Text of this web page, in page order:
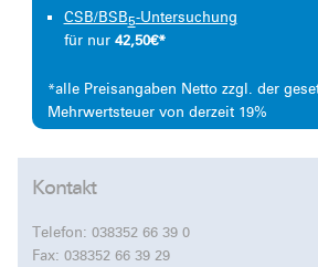
CSB/BSB5-Untersuchung
für nur 42,50€*
*alle Preisangaben Netto zzgl. der
Mehrwertsteuer von derzeit 19%
Kontakt
Telefon:038352 66 39 0
Fax: 038352 66 39 29